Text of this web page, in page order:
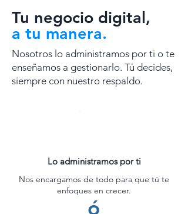
Tu negocio digital,
a tu manera.
Nosotros lo administramos por ti o te
enseñamos a gestionarlo. Tú decides,
siempre con nuestro respaldo.
Lo administramos por ti
Nos encargamos de todo para que tú te
enfoques en crecer.
ó